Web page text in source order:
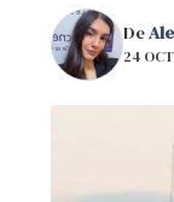
De
24